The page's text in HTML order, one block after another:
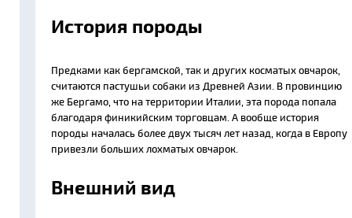
История породы
Предками как бергамской, так и других косматых овчарок,
считаются пастушьи собаки из Древней Азии. В провинцию
же Бергамо, что на территории Италии, эта порода попала
благодаря финикийским торговцам. А вообще история
породы началась более двух тысяч лет назад, когда в Европу
привезли больших лохматых овчарок.
Внешний вид